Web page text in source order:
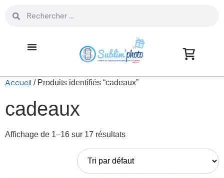
Accueil / Produits identifiés “cadeaux”
cadeaux
Affichage de 1–16 sur 17 résultats